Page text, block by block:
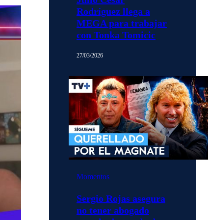
Rodríguez llega a
MEGA para trabajar
con Tonka Tomicic
27/03/2026
Momentos
Sergio Rojas asegura
no tener abogado